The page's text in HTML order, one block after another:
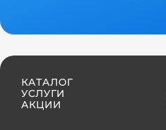
КАТАЛОГ
УСЛУГИ
АКЦИИ